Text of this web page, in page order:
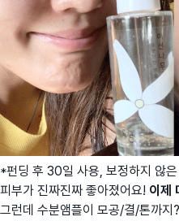
*펀딩 후 30일 사용, 보정하지 않
피부가 진짜진짜 좋아졌어요! 이제
그런데 수분앰플이 모공/결/톤까지